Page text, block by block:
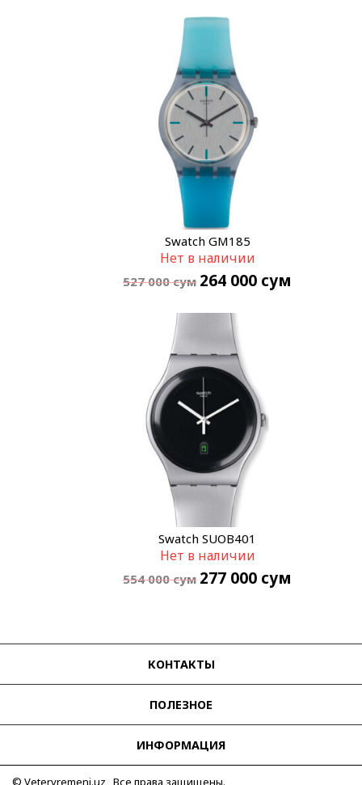
Swatch GM185
Нет в наличии
527 000сум 264 000 сум
Swatch SUOB401
Нет в наличии
554 000сум 277 000 сум
КОНТАКТЫ
ПОЛЕЗНОЕ
ИНФОРМАЦИЯ
© Vetervremeni.uz Все права защищены.